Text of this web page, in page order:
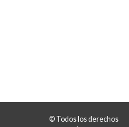
© Todos los derechos